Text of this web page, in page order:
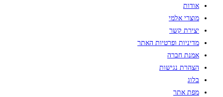
אודות
מוצרי אלמי
יצירת קשר
מדיניות ופרטיות האתר
אמנת חברה
הצהרת נגישות
בלוג
מפת אתר